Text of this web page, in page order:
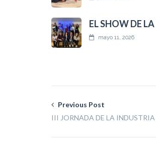
EL SHOW DE
mayo 11, 2026
Previous Post
III JORNADA DE LA